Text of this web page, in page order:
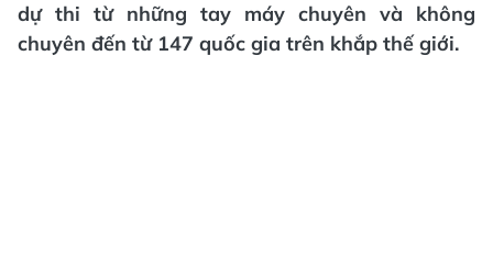
dự thi từ những tay máy chuyên và không
chuyên đến từ 147 quốc gia trên khắp thế giới.